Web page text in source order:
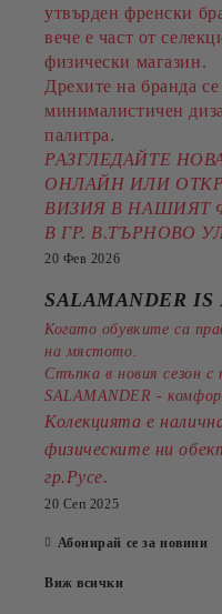
утвърден френски
вече е част от
физически магазин.
Дрехите на бранда
минималистичен
палитра.
РАЗГЛЕДАЙТЕ
ОНЛАЙН ИЛИ
ВИЗИЯ В НАШИЯТ
В ГР. В.ТЪРНОВО
20 Фев 2026
SALAMANDER IS
Когато обувките са
на мястото.
Стъпка в новия сезон с
SALAMANDER -
Колекцията е
физическите ни
гр.Русе.
20 Сеп 2025
Абонирай се за новини
Виж всички